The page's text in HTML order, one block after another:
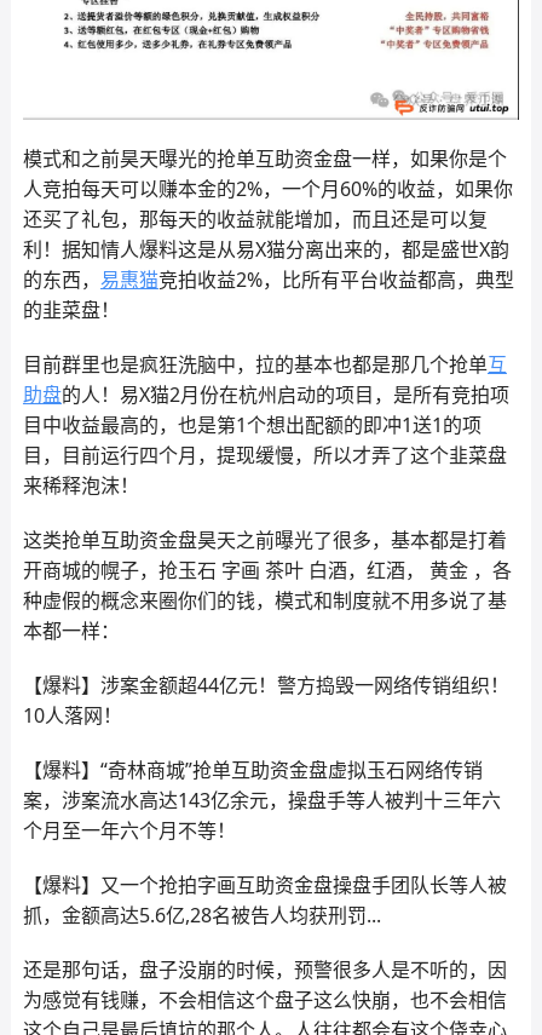
模式和之前昊天曝光的抢单互助资金盘一样，如果你是个
人竞拍每天可以赚本金的2%，一个月60%的收益，如果你
还买了礼包，那每天的收益就能增加，而且还是可以复
利！据知情人爆料这是从易X猫分离出来的，都是盛世X韵
的东西， 易惠猫竞拍收益2%，比所有平台收益都高，典型
的韭菜盘！
目前群里也是疯狂洗脑中，拉的基本也都是那几个抢单互
助盘的人！易X猫2月份在杭州启动的项目，是所有竞拍项
目中收益最高的，也是第1个想出配额的即冲1送1的项
目，目前运行四个月，提现缓慢，所以才弄了这个韭菜盘
来稀释泡沫！
这类抢单互助资金盘昊天之前曝光了很多，基本都是打着
开商城的幌子，抢玉石 字画 茶叶 白酒，红酒， 黄金 ，各
种虚假的概念来圈你们的钱，模式和制度就不用多说了基
本都一样：
【爆料】涉案金额超44亿元！警方捣毁一网络传销组织！
10人落网！
【爆料】“奇林商城”抢单互助资金盘虚拟玉石网络传销
案，涉案流水高达143亿余元，操盘手等人被判十三年六
个月至一年六个月不等！
【爆料】又一个抢拍字画互助资金盘操盘手团队长等人被
抓，金额高达5.6亿,28名被告人均获刑罚...
还是那句话，盘子没崩的时候，预警很多人是不听的，因
为感觉有钱赚，不会相信这个盘子这么快崩，也不会相信